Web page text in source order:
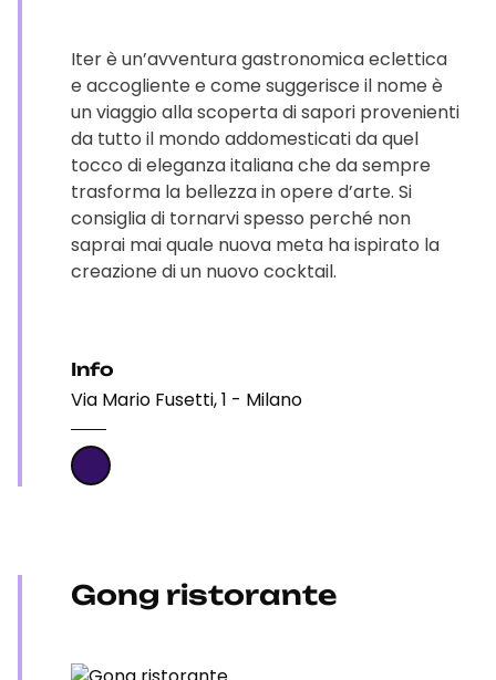
Iter è un’avventura gastronomica eclettica
e accogliente e come suggerisce il nome è
un viaggio alla scoperta di sapori provenienti
da tutto il mondo addomesticati da quel
tocco di eleganza italiana che da sempre
trasforma la bellezza in opere d’arte. Si
consiglia di tornarvi spesso perché non
saprai mai quale nuova meta ha ispirato la
creazione di un nuovo cocktail.
Info
Via Mario Fusetti, 1 - Milano
Gong ristorante